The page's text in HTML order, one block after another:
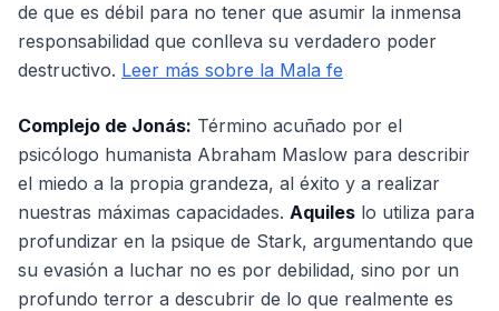
de que es débil para no tener que asumir la inmensa
responsabilidad que conlleva su verdadero poder
destructivo. Leer más sobre la Mala fe
Complejo de Jonás: Término acuñado por el
psicólogo humanista Abraham Maslow para describir
el miedo a la propia grandeza, al éxito y a realizar
nuestras máximas capacidades. Aquiles lo utiliza para
profundizar en la psique de Stark, argumentando que
su evasión a luchar no es por debilidad, sino por un
profundo terror a descubrir de lo que realmente es